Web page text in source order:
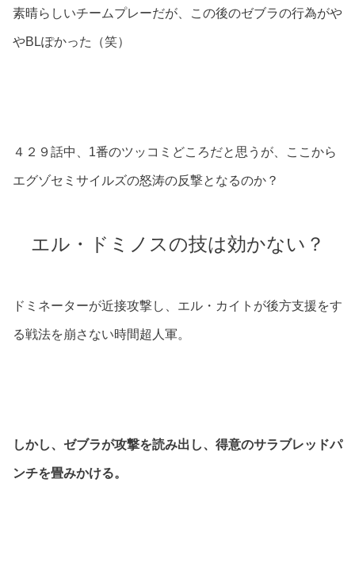
素晴らしいチームプレーだが、この後のゼブラの行為がや
やBLぽかった（笑）
４２９話中、1番のツッコミどころだと思うが、ここから
エグゾセミサイルズの怒涛の反撃となるのか？
エル・ドミノスの技は効かない？
ドミネーターが近接攻撃し、エル・カイトが後方支援をす
る戦法を崩さない時間超人軍。
しかし、ゼブラが攻撃を読み出し、得意のサラブレッドパ
ンチを畳みかける。